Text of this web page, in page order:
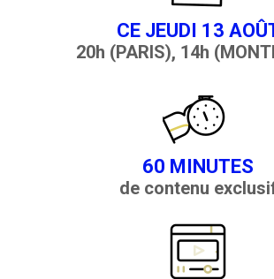
CE JEUDI 13
20h (PARIS), 14h
60 MINUTES
de contenu